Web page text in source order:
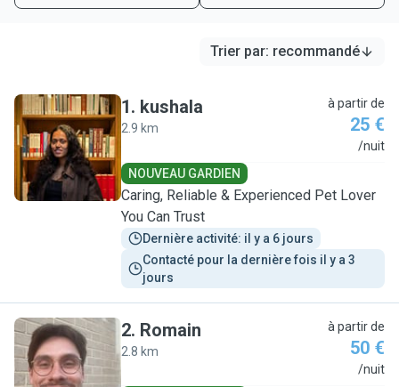
Trier par: recommandé
K
1. kushala
2.9 km
à partir de
25 €
/nuit
NOUVEAU GARDIEN
Caring, Reliable & Experienced Pet Lover
You Can Trust
Dernière activité: il y a 6 jours
Contacté pour la dernière fois il y a 3
jours
R
2. Romain
2.8 km
à partir de
50 €
/nuit